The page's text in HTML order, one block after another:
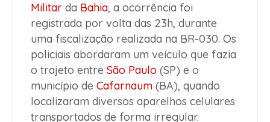
Militar da Bahia, a ocorrência foi
registrada por volta das 23h, durante
uma fiscalização realizada na BR-030. Os
policiais abordaram um veículo que fazia
o trajeto entre São Paulo (SP) e o
município de Cafarnaum (BA), quando
localizaram diversos aparelhos celulares
transportados de forma irregular.